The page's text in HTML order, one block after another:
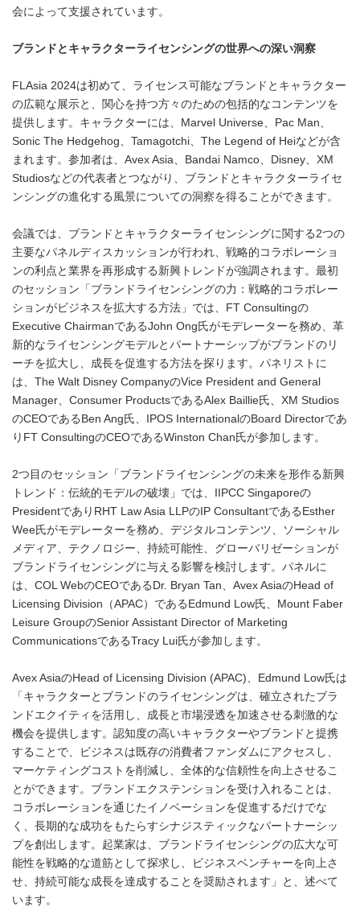
会によって支援されています。
ブランドとキャラクターライセンシングの世界への深い洞察
FLAsia 2024は初めて、ライセンス可能なブランドとキャラクター
の広範な展示と、関心を持つ方々のための包括的なコンテンツを
提供します。キャラクターには、Marvel Universe、Pac Man、
Sonic The Hedgehog、Tamagotchi、The Legend of Heiなどが含
まれます。参加者は、Avex Asia、Bandai Namco、Disney、XM
Studiosなどの代表者とつながり、ブランドとキャラクターライセ
ンシングの進化する風景についての洞察を得ることができます。
会議では、ブランドとキャラクターライセンシングに関する2つの
主要なパネルディスカッションが行われ、戦略的コラボレーショ
ンの利点と業界を再形成する新興トレンドが強調されます。最初
のセッション「ブランドライセンシングの力：戦略的コラボレー
ションがビジネスを拡大する方法」では、FT Consultingの
Executive ChairmanであるJohn Ong氏がモデレーターを務め、革
新的なライセンシングモデルとパートナーシップがブランドのリ
ーチを拡大し、成長を促進する方法を探ります。パネリストに
は、The Walt Disney CompanyのVice President and General
Manager、Consumer ProductsであるAlex Baillie氏、XM Studios
のCEOであるBen Ang氏、IPOS InternationalのBoard Directorであ
りFT ConsultingのCEOであるWinston Chan氏が参加します。
2つ目のセッション「ブランドライセンシングの未来を形作る新興
トレンド：伝統的モデルの破壊」では、IIPCC Singaporeの
PresidentでありRHT Law Asia LLPのIP ConsultantであるEsther
Wee氏がモデレーターを務め、デジタルコンテンツ、ソーシャル
メディア、テクノロジー、持続可能性、グローバリゼーションが
ブランドライセンシングに与える影響を検討します。パネルに
は、COL WebのCEOであるDr. Bryan Tan、Avex AsiaのHead of
Licensing Division（APAC）であるEdmund Low氏、Mount Faber
Leisure GroupのSenior Assistant Director of Marketing
CommunicationsであるTracy Lui氏が参加します。
Avex AsiaのHead of Licensing Division (APAC)、Edmund Low氏は
「キャラクターとブランドのライセンシングは、確立されたブラ
ンドエクイティを活用し、成長と市場浸透を加速させる刺激的な
機会を提供します。認知度の高いキャラクターやブランドと提携
することで、ビジネスは既存の消費者ファンダムにアクセスし、
マーケティングコストを削減し、全体的な信頼性を向上させるこ
とができます。ブランドエクステンションを受け入れることは、
コラボレーションを通じたイノベーションを促進するだけでな
く、長期的な成功をもたらすシナジスティックなパートナーシッ
プを創出します。起業家は、ブランドライセンシングの広大な可
能性を戦略的な道筋として探求し、ビジネスベンチャーを向上さ
せ、持続可能な成長を達成することを奨励されます」と、述べて
います。